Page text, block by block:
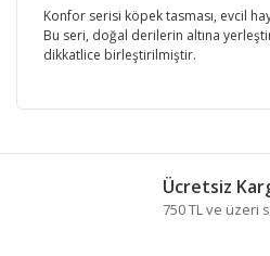
Konfor serisi köpek tasması, evcil
Bu seri, doğal derilerin altına
dikkatlice birleştirilmiştir.
Bu ürüne ilk
formunu kullanarak tarafımıza
Görüş ve önerileriniz için
Ücretsiz
750 TL ve üzeri